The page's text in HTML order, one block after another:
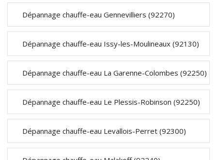
Dépannage chauffe-eau Gennevilliers (92270)
Dépannage chauffe-eau Issy-les-Moulineaux (92130)
Dépannage chauffe-eau La Garenne-Colombes (92250)
Dépannage chauffe-eau Le Plessis-Robinson (92250)
Dépannage chauffe-eau Levallois-Perret (92300)